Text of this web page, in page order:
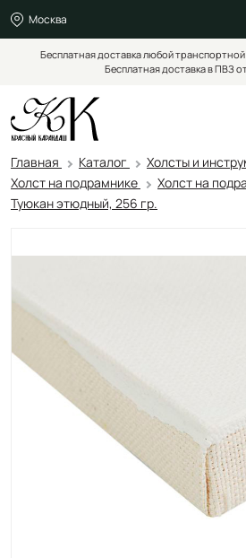
Москва
Бесплатная доставка любой
Бесплатная доставка в ПВЗ
Главная Каталог
Холсты и
Холст на подрамнике
Холст на
Туюкан этюдный, 256 гр.